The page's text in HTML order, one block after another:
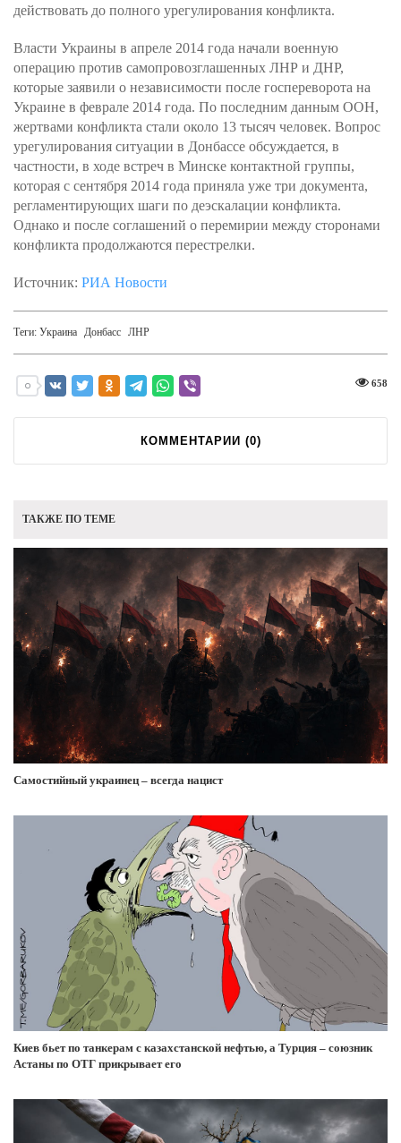
действовать до полного урегулирования конфликта.
Власти Украины в апреле 2014 года начали военную
операцию против самопровозглашенных ЛНР и ДНР,
которые заявили о независимости после госпереворота на
Украине в феврале 2014 года. По последним данным ООН,
жертвами конфликта стали около 13 тысяч человек. Вопрос
урегулирования ситуации в Донбассе обсуждается, в
частности, в ходе встреч в Минске контактной группы,
которая с сентября 2014 года приняла уже три документа,
регламентирующих шаги по деэскалации конфликта.
Однако и после соглашений о перемирии между сторонами
конфликта продолжаются перестрелки.
Источник: РИА Новости
Теги: Украина Донбасс ЛНР
658
КОММЕНТАРИИ (0)
ТАКЖЕ ПО ТЕМЕ
Самостийный украинец – всегда нацист
Киев бьет по танкерам с казахстанской нефтью, а Турция – союзник
Астаны по ОТГ прикрывает его